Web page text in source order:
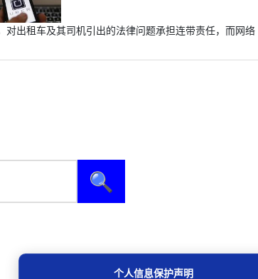
出租车及其司机引出的法律问题承担连带责任，而网络
🔍
个人信息保护声明